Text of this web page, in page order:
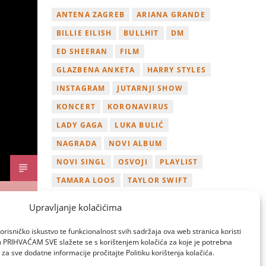
Upravljanje kolačićima
iskustvo te funkcionalnost svih sadržaja ova web stranica koristi
SVE slažete se s korištenjem kolačića za koje je potrebna
sve dodatne informacije pročitajte Politiku korištenja kolačića.
ANTENA ZAGREB
ARIANA GRANDE
BILLIE EILISH
BULLHIT
DM
ED SHEERAN
FILM
GLAZBENA ANKETA
HARRY STYLES
INSTAGRAM
JUTARNJI SHOW
KONCERT
KORONAVIRUS
LADY GAGA
LUKA BULIĆ
NAGRADA
NOVI ALBUM
NOVI SINGL
OSVOJI
PLAYLIST
TAMARA LOOS
TAYLOR SWIFT